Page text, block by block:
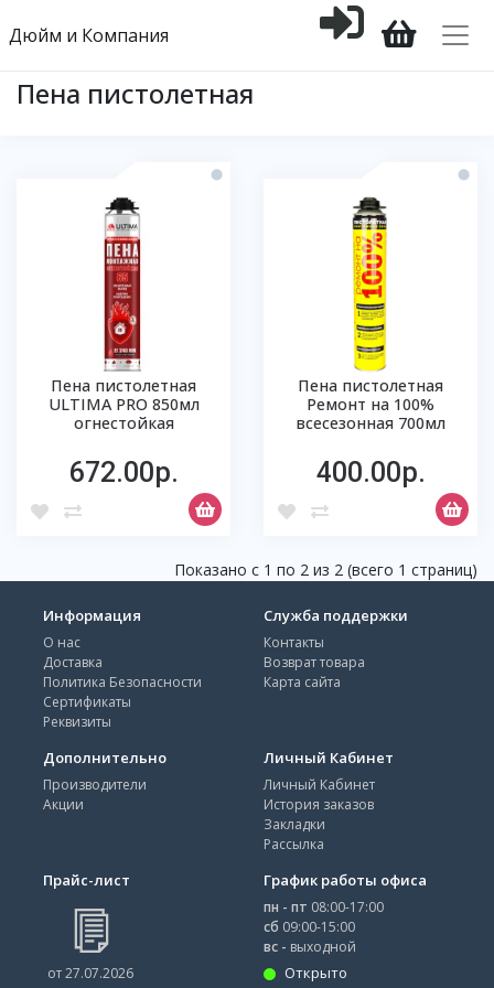
Дюйм и Компания
Пена пистолетная
Пена пистолетная
ULTIMA PRO 850мл
огнестойкая
672.00р.
Пена пистолетная
Ремонт на 100%
всесезонная 700мл
400.00р.
Показано с 1 по 2 из 2 (всего 1 страниц)
Информация
О нас
Доставка
Политика Безопасности
Сертификаты
Реквизиты
Служба поддержки
Контакты
Возврат товара
Карта сайта
Дополнительно
Производители
Акции
Личный Кабинет
Личный Кабинет
История заказов
Закладки
Рассылка
Прайс-лист
от 27.07.2026
График работы офиса
пн - пт 08:00-17:00
сб 09:00-15:00
вс - выходной
Открыто